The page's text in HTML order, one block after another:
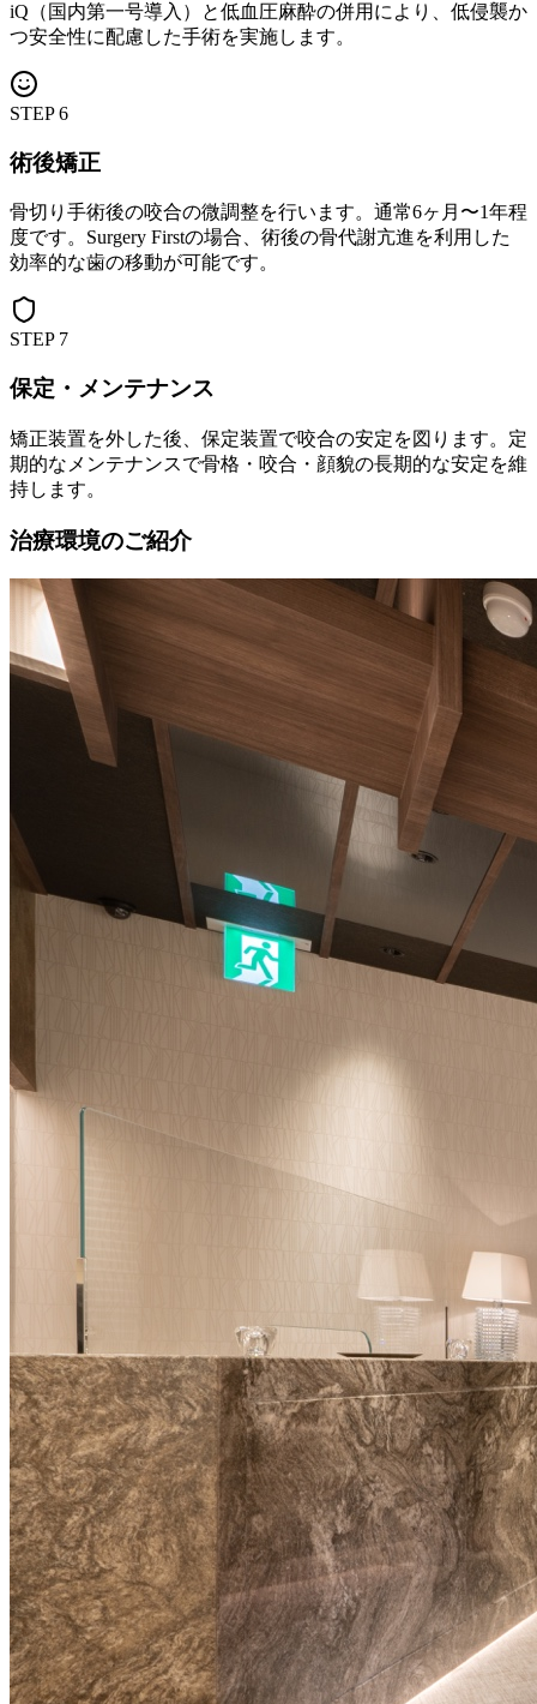
iQ（国内第一号導入）と低血圧麻酔の併用により、低侵襲か
つ安全性に配慮した手術を実施します。
STEP6
術後矯正
骨切り手術後の咬合の微調整を行います。通常6ヶ月〜1年程
度です。Surgery Firstの場合、術後の骨代謝亢進を利用した
効率的な歯の移動が可能です。
STEP 7
保定・メンテナンス
矯正装置を外した後、保定装置で咬合の安定を図ります。定
期的なメンテナンスで骨格・咬合・顔貌の長期的な安定を維
持します。
治療環境のご紹介